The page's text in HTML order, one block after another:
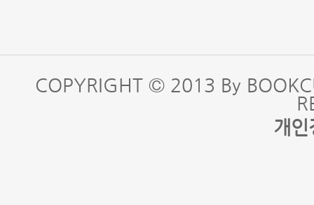
COPYRIGHT © 2013 By
개인